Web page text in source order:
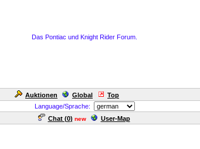
Das Pontiac und Knight Rider Forum.
Auktionen Global Top
Language/Sprache:
Chat (0) new User-Map